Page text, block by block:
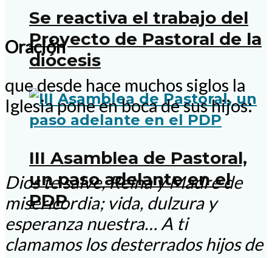
Se reactiva el trabajo del
Proyecto de Pastoral de la
diócesis
III Asamblea de Pastoral,
un paso adelante en el
PDP
Oración
que desde hace muchos siglos la
Iglesia pone en boca de sus hijos:
Dios te salve, Reina y Madre de
misericordia; vida, dulzura y
esperanza nuestra… A ti
clamamos los desterrados hijos de